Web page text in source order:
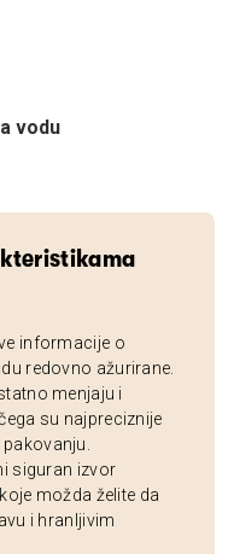
vodu
informacije o
redovno ažurirane.
menjaju i
su najpreciznije
siguran izvor
možda želite da
i hranljivim